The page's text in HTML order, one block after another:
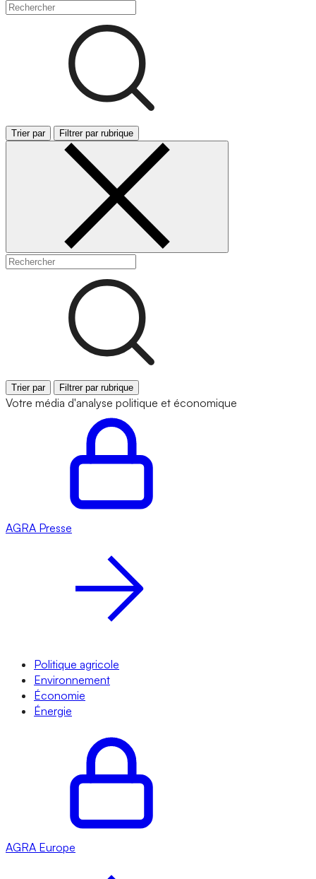
Trier par Filtrer par rubrique
Trier par Filtrer par rubrique
Votre média d'analyse politique et économique
AGRA Presse
Politique agricole
Environnement
Économie
Énergie
AGRA Europe